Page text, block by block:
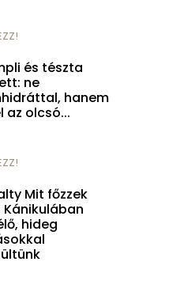
és tészta
ne
hanem
az olcsó...
Mit főzzek
Kánikulában
hideg